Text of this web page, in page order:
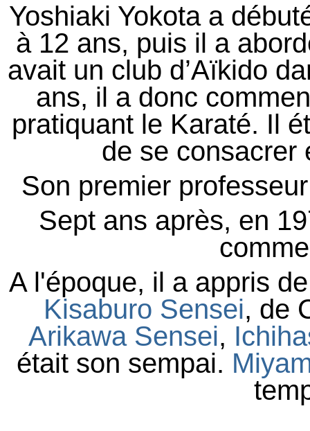
Yoshiaki Yokota a
à 12 ans, puis il a
avait un club d’Aïkido
ans, il a donc
pratiquant le Karaté. Il
de se consacrer
Son premier
Sept ans après, en
A l'époque, il a appris
Kisaburo Sensei, de
Arikawa Sensei,
était son sempai.